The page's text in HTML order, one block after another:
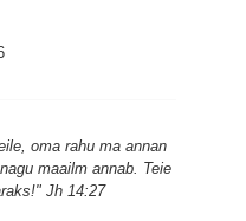
oma rahu ma annan
maailm annab. Teie
Jh 14:27